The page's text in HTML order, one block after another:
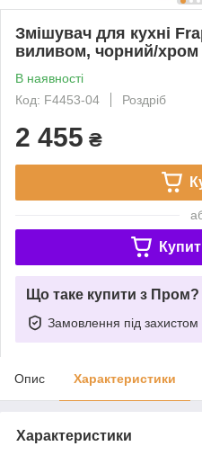
Змішувач для кухні
виливом, чорний/хром
В наявності
Код: F4453-04
Роздріб
2 455 ₴
Що таке купити з Пром?
Замовлення під захистом
Опис Характеристики
Характеристики